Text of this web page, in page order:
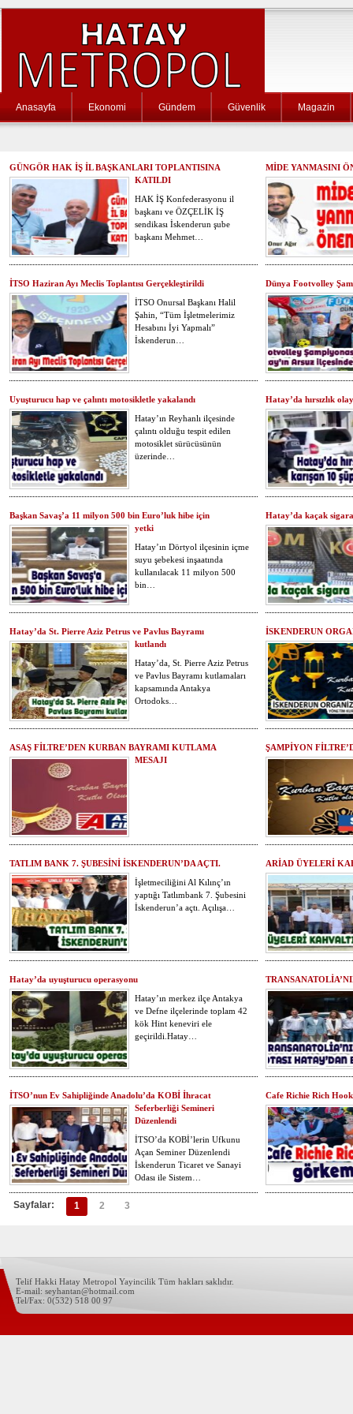
Anasayfa Ekonomi Gündem Güvenlik Magazin
GÜNGÖR HAK İŞ İL BAŞKANLARI TOPLANTISINA
KATILDI
HAK İŞ Konfederasyonu il
başkanı ve ÖZÇELİK İŞ
sendikası İskenderun şube
başkanı Mehmet…
MİDE YANMASINI
İTSO Haziran Ayı Meclis Toplantısı Gerçekleştirildi
İTSO Onursal Başkanı Halil
Şahin, “Tüm İşletmelerimiz
Hesabını İyi Yapmalı”
İskenderun…
Dünya Footvolley
Uyuşturucu hap ve çalıntı motosikletle yakalandı
Hatay’ın Reyhanlı ilçesinde
çalıntı olduğu tespit edilen
motosiklet sürücüsünün
üzerinde…
Hatay’da hırsızlık
Başkan Savaş’a 11 milyon 500 bin Euro’luk hibe için
yetki
Hatay’ın Dörtyol ilçesinin içme
suyu şebekesi inşaatında
kullanılacak 11 milyon 500
bin…
Hatay’da kaçak
Hatay’da St. Pierre Aziz Petrus ve Pavlus Bayramı
kutlandı
Hatay’da, St. Pierre Aziz Petrus
ve Pavlus Bayramı kutlamaları
kapsamında Antakya
Ortodoks…
İSKENDERUN
ASAŞ FİLTRE’DEN KURBAN BAYRAMI KUTLAMA
MESAJI
ŞAMPİYON
TATLIM BANK 7. ŞUBESİNİ İSKENDERUN’DA AÇTI.
İşletmeciliğini Al Kılınç’ın
yaptığı Tatlımbank 7. Şubesini
İskenderun’a açtı. Açılışa…
ARİAD ÜYELERİ
Hatay’da uyuşturucu operasyonu
Hatay’ın merkez ilçe Antakya
ve Defne ilçelerinde toplam 42
kök Hint keneviri ele
geçirildi.Hatay…
İTSO’nun Ev Sahipliğinde Anadolu’da KOBİ İhracat
Seferberliği Semineri
Düzenlendi
İTSO’da KOBİ’lerin Ufkunu
Açan Seminer Düzenlendi
İskenderun Ticaret ve Sanayi
Odası ile Sistem…
Cafe Richie Rich
Sayfalar: 1 2 3
Telif Hakki Hatay Metropol Yayincilik Tüm hakları saklıdır.
E-mail: seyhantan@hotmail.com
Tel/Fax: 0(532) 518 00 97